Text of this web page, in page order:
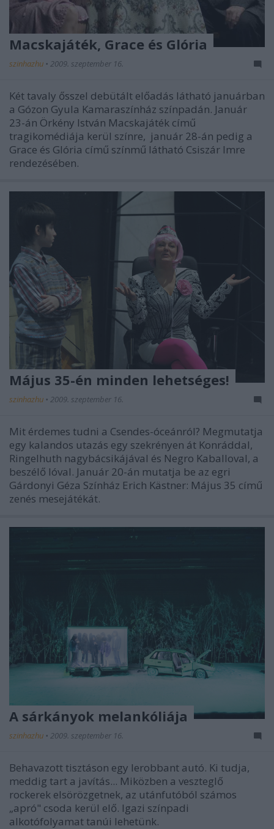
Macskajáték, Grace és Glória
szinhazhu • 2009. szeptember 16.
Két tavaly ősszel debütált előadás látható januárban
a Gózon Gyula Kamaraszínház színpadán. Január
23-án Örkény István Macskajáték című
tragikomédiája kerül színre, január 28-án pedig a
Grace és Glória című színmű látható Csiszár Imre
rendezésében.
Május 35-én minden lehetséges!
szinhazhu • 2009. szeptember 16.
Mit érdemes tudni a Csendes-óceánról? Megmutatja
egy kalandos utazás egy szekrényen át Konráddal,
Ringelhuth nagybácsikájával és Negro Kaballoval, a
beszélő lóval. Január 20-án mutatja be az egri
Gárdonyi Géza Színház Erich Kästner: Május 35 című
zenés mesejátékát.
A sárkányok melankóliája
szinhazhu • 2009. szeptember 16.
Behavazott tisztáson egy lerobbant autó. Ki tudja,
meddig tart a javítás... Miközben a veszteglő
rockerek elsörözgetnek, az utánfutóból számos
„apró" csoda kerül elő. Igazi színpadi
alkotófolyamat tanúi lehetünk.